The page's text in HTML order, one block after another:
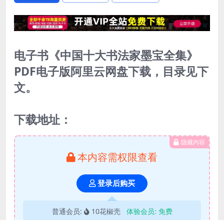
电子书《中国十大书法家墨宝全集》
PDF电子版阿里云网盘下载，目录见下
文。
下载地址：
隐藏内容
本内容需权限查看
登录后购买
普通会员: 10花椒壳 体验会员: 免费